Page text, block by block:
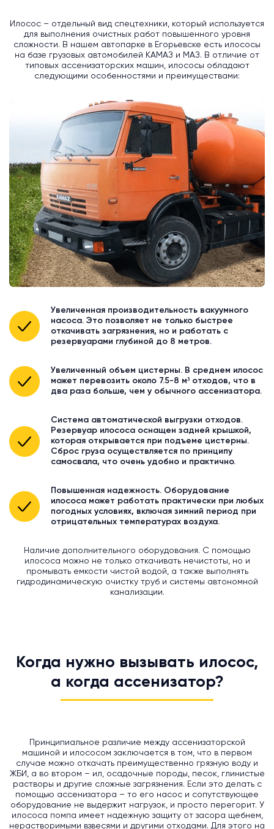
Илосос – отдельный вид спецтехники, который используется
для выполнения очистных работ повышенного уровня
сложности. В нашем автопарке в Егорьевске есть илососы
на базе грузовых автомобилей КАМАЗ и МАЗ. В отличие от
типовых ассенизаторских машин, илососы обладают
следующими особенностями и преимуществами:
Увеличенная производительность вакуумного
насоса. Это позволяет не только быстрее
откачивать загрязнения, но и работать с
резервуарами глубиной до 8 метров.
Увеличенный объем цистерны. В среднем илосос
может перевозить около 7.5-8 м³ отходов, что в
два раза больше, чем у обычного ассенизатора.
Система автоматической выгрузки отходов.
Резервуар илососа оснащен задней крышкой,
которая открывается при подъеме цистерны.
Сброс груза осуществляется по принципу
самосвала, что очень удобно и практично.
Повышенная надежность. Оборудование
илососа может работать практически при любых
погодных условиях, включая зимний период при
отрицательных температурах воздуха.
Наличие дополнительного оборудования. С помощью
илососа можно не только откачивать нечистоты, но и
промывать емкости чистой водой, а также выполнять
гидродинамическую очистку труб и системы автономной
канализации.
Когда нужно вызывать илосос,
а когда ассенизатор?
Принципиальное различие между ассенизаторской
машиной и илососом заключается в том, что в первом
случае можно откачать преимущественно грязную воду и
ЖБИ, а во втором – ил, осадочные породы, песок, глинистые
растворы и другие сложные загрязнения. Если это делать с
помощью ассенизатора – то его насос и сопутствующее
оборудование не выдержит нагрузок, и просто перегорит. У
илососа помпа имеет надежную защиту от засора щебнем,
нерастворимыми взвесями и другими отходами. Для этого на